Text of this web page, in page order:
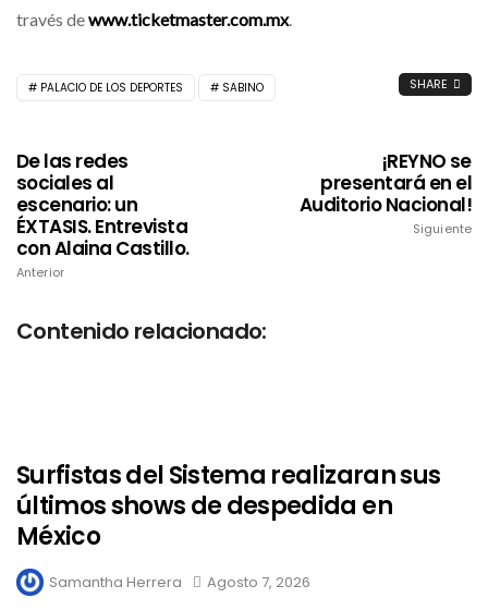
través dewww.ticketmaster.com.mx.
PALACIO DE LOS DEPORTES SABINO SHARE
De las redes
sociales al
escenario: un
ÉXTASIS. Entrevista
con Alaina Castillo.
Anterior
¡REYNO se
presentará en el
Auditorio Nacional!
Siguiente
Contenido relacionado:
Surfistas del Sistema realizaran sus
últimos shows de despedida en
México
Samantha Herrera Agosto 7, 2026